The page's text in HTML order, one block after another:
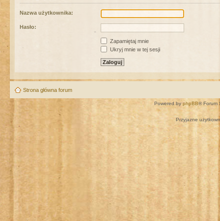
Nazwa użytkownika:
Hasło:
Zapamiętaj mnie
Ukryj mnie w tej sesji
Strona główna forum
Powered by phpBB® Forum
Przyjazne